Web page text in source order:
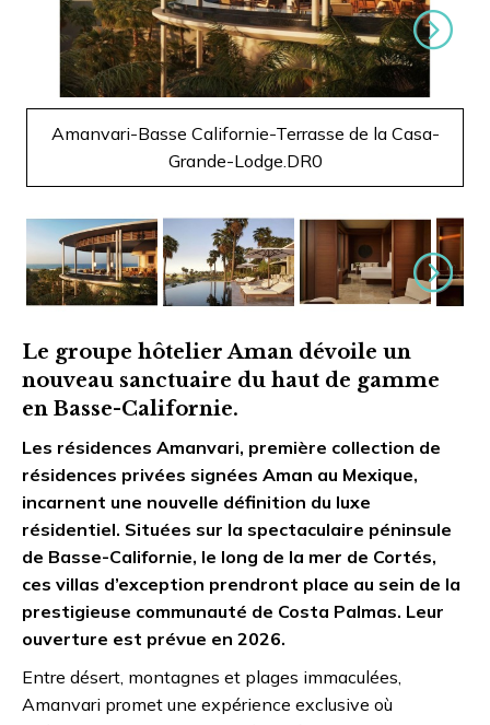
Amanvari-Basse Californie-Terrasse de la Casa-
Grande-Lodge.DR0
Suivant
Suivant
Le groupe hôtelier Aman dévoile un
nouveau sanctuaire du haut de gamme
en Basse-Californie.
Les résidences Amanvari, première collection de
résidences privées signées Aman au Mexique,
incarnent une nouvelle définition du luxe
résidentiel. Situées sur la spectaculaire péninsule
de Basse-Californie, le long de la mer de Cortés,
ces villas d’exception prendront place au sein de la
prestigieuse communauté de Costa Palmas. Leur
ouverture est prévue en 2026.
Entre désert, montagnes et plages immaculées,
Amanvari promet une expérience exclusive où